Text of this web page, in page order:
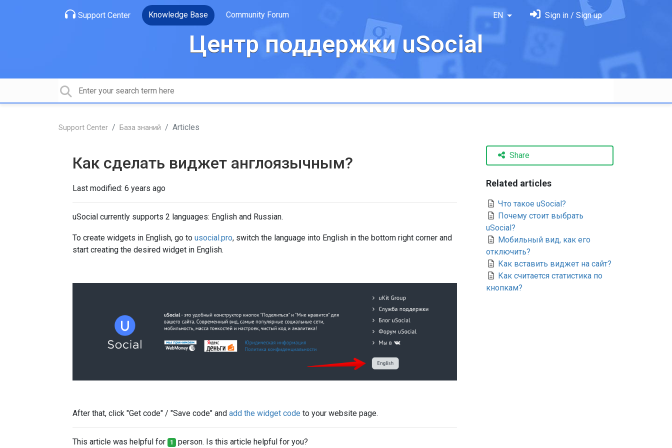
Support Center Knowledge Base Community Forum EN Sign in / Sign up
Центр поддержки uSocial
Support Center База знаний Articles
Как сделать виджет англоязычным?
Last modified: 6 years ago
uSocial currently supports 2 languages: English and Russian.
To create widgets in English, go to usocial.pro, switch the language into English in the bottom right corner and
start creating the desired widget in English.
After that, click "Get code" / "Save code" and add the widget code to your website page.
This article was helpful for 1 person. Is this article helpful for you?
Share
Related articles
Что такое uSocial?
Почему стоит выбрать
uSocial?
Мобильный вид, как его
отключить?
Как вставить виджет на сайт?
Как считается статистика по
кнопкам?